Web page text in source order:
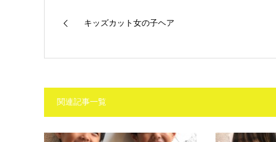
キッズカット女の子ヘア
関連記事一覧